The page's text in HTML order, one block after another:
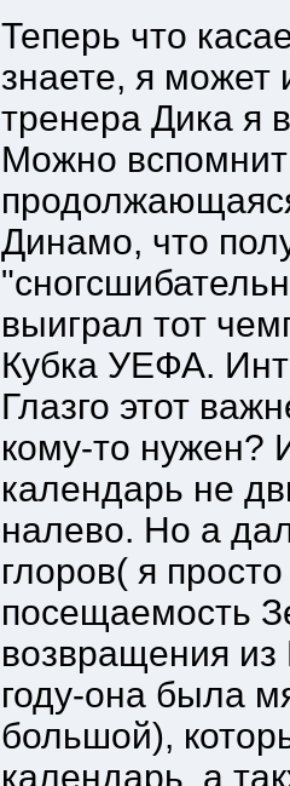
Теперь что
знаете, я может
тренера Дика я
Можно
Динамо, что
выиграл тот
Кубка УЕФА.
Глазго этот
кому-то нужен?
календарь не
налево. Но а
глоров( я
посещаемость
возвращения
году-она была
большой),
календарь, а